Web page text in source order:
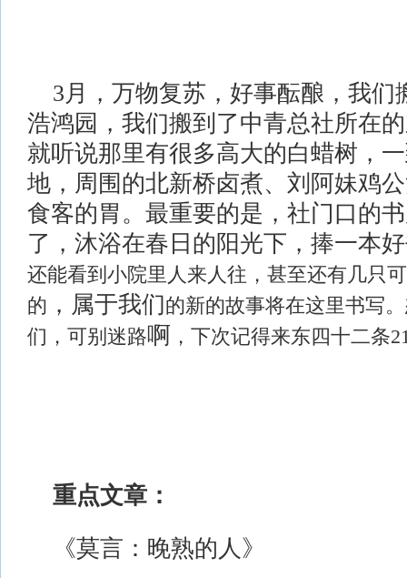
3月，万物复苏，好事酝酿，我们
浩鸿园，我们搬到 了中青总社所在
就听说那里有很多高大的白蜡树，
地，周围的北新桥卤煮、刘阿妹鸡
食客的胃。 最重要的是，社门口的
了， 沐浴在春日的阳光下，捧一本
还能看到小院里人来人往，甚至还有几只
的 ， 属于我们的新的故事将在这里书写
们，可别迷路啊 ，下次记得来东四十二条
重点文章：
《莫言：晚熟的人 》